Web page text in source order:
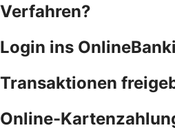
Verfahren?
Login ins
Transaktionen
Online-